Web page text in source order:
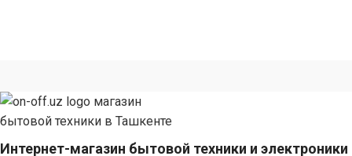
Интернет-магазин бытовой техники и электроники